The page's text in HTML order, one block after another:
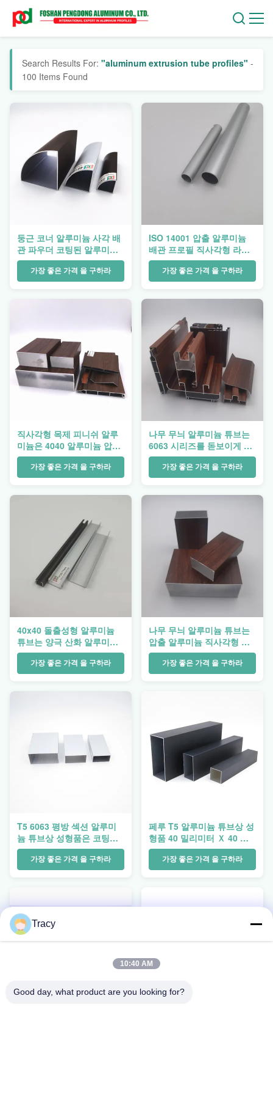
Search Results For: "aluminum extrusion tube profiles" -
100 Items Found
둥근 코너 알루미늄 사각 배
관 파우더 코팅된 알루미늄
프로필 25x25
가장 좋은 가격 을 구하라
ISO 14001 압출 알루미늄
배관 프로필 직사각형 라운
드 40 Ｘ 40
가장 좋은 가격 을 구하라
직사각형 목제 피니쉬 알루
미늄은 4040 알루미늄 압출
프로파일을 돋보이게 합니다
가장 좋은 가격 을 구하라
나무 무늬 알루미늄 튜브는
6063 시리즈를 돋보이게 합
니다
가장 좋은 가격 을 구하라
40x40 돌출성형 알루미늄
튜브는 양극 산화 알루미늄
각을 돋보이게 합니다
가장 좋은 가격 을 구하라
나무 무늬 알루미늄 튜브는
압출 알루미늄 직사각형 배
관을 돋보이게 합니다
가장 좋은 가격 을 구하라
T5 6063 평방 섹션 알루미
늄 튜브상 성형품은 코팅되
어서 가루가 됩니다
가장 좋은 가격 을 구하라
페루 T5 알루미늄 튜브상 성
형품 40 밀리미터 Ｘ 40 밀
리미터 알류미늄 압출
가장 좋은 가격 을 구하라
Tracy
10:40 AM
Good day, what product are you looking for?